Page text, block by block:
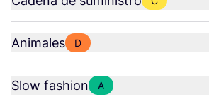
Animales D
Slow fashion A